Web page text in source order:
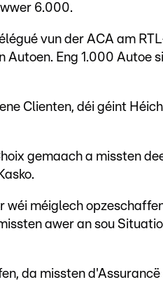
6.000.
vun der ACA am
Eng 1.000 Autoe
Clienten, déi géint
gemaach a missten
wéi méiglech
awer an sou
da missten